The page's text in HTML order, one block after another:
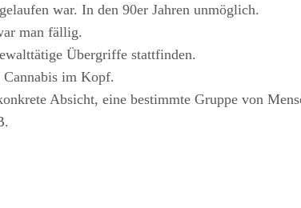
war. In den 90er Jahren unmöglich.
man fällig.
Übergriffe stattfinden.
Cannabis im Kopf.
Absicht, eine bestimmte Gruppe von